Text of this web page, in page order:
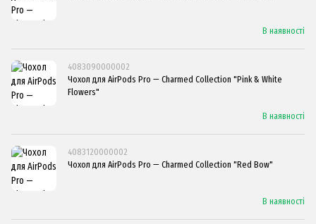
В наявності
4083090000002
Чохол для AirPods Pro — Charmed Collection "Pink & White
Flowers"
В наявності
4083120000002
Чохол для AirPods Pro — Charmed Collection "Red Bow"
В наявності